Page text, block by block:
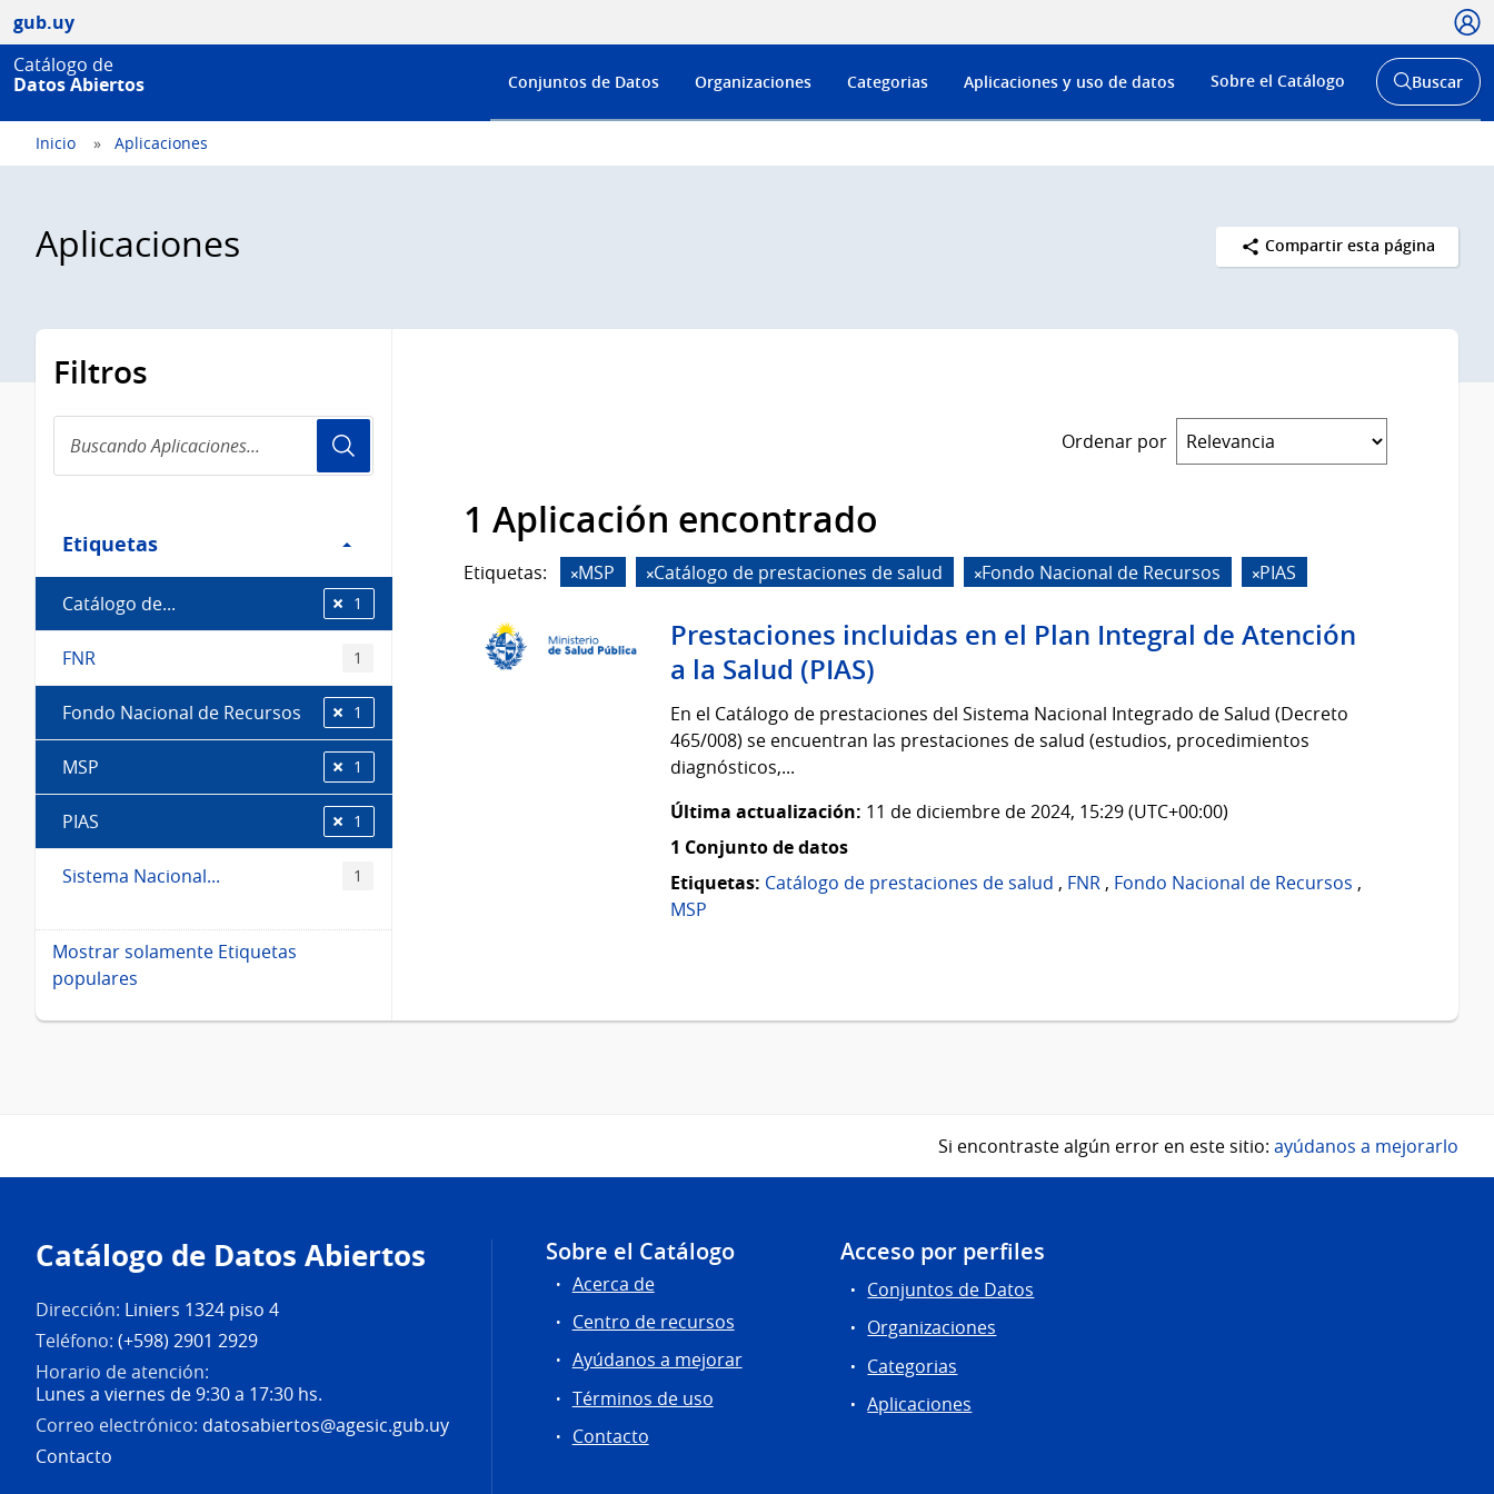
gub.uy
Catálogo de
Datos Abiertos
Menú
de
Conjuntos de Datos Organizaciones Categorias Aplicaciones y uso de datos Sobre el Catálogo
Abrir
buscador
Buscar
Inicio Aplicaciones
Aplicaciones Compartir esta página
Filtros
Aplicaciones...
Etiquetas
Etiquetas
Catálogo de... 1
FNR 1
Fondo Nacional de Recursos 1
MSP 1
PIAS 1
Sistema Nacional... 1
Mostrar solamente Etiquetas
populares
Ordenar por
1 Aplicación encontrado
Etiquetas: MSP Catálogo de prestaciones de salud Fondo Nacional de Recursos PIAS
Prestaciones incluidas en el Plan Integral de Atención
a la Salud (PIAS)
En el Catálogo de prestaciones del Sistema Nacional Integrado de Salud (Decreto
465/008) se encuentran las prestaciones de salud (estudios, procedimientos
diagnósticos,...
Última actualización: 11 de diciembre de 2024, 15:29 (UTC+00:00)
1 Conjunto de datos
Etiquetas: Catálogo de prestaciones de salud , FNR , Fondo Nacional de Recursos ,
MSP
Si encontraste algún error en este sitio: ayúdanos a mejorarlo
de
página
Catálogo de Datos Abiertos
Dirección: Liniers 1324 piso 4
Teléfono: (+598) 2901 2929
Horario de atención:
Lunes a viernes de 9:30 a 17:30 hs.
Correo electrónico: datosabiertos@agesic.gub.uy
Contacto
Sobre el Catálogo
Acerca de
Centro de recursos
Ayúdanos a mejorar
Términos de uso
Contacto
Acceso por perfiles
Conjuntos de Datos
Organizaciones
Categorias
Aplicaciones